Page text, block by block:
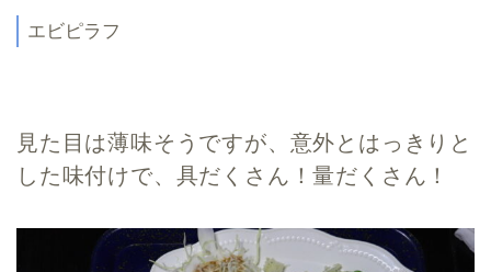
エビピラフ
見た目は薄味そうですが、意外とはっきりと
した味付けで、具だくさん！量だくさん！